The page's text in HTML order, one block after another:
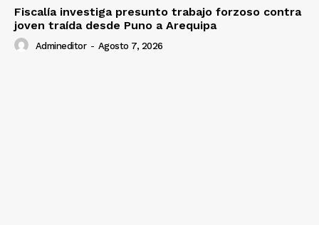
Fiscalía investiga presunto trabajo forzoso contra
joven traída desde Puno a Arequipa
Admineditor - Agosto 7, 2026